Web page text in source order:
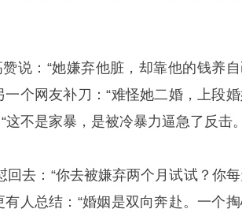
说：“她嫌弃他脏，却靠他的钱养
个网友补刀：“难怪她二婚，上段
不是家暴，是被冷暴力逼急了反击
回去：“你去被嫌弃两个月试试？你
人总结：“婚姻是双向奔赴。一个